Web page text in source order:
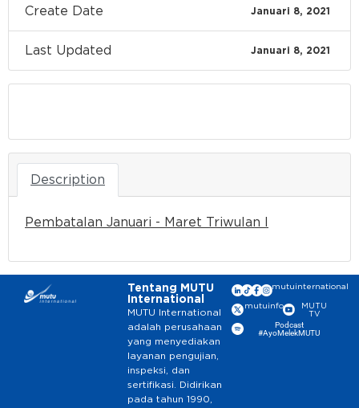
Create Date Januari 8, 2021
Last Updated Januari 8, 2021
Description
Pembatalan Januari - Maret Triwulan I
Tentang MUTU
International
MUTU International
adalah perusahaan
yang menyediakan
layanan pengujian,
inspeksi, dan
sertifikasi. Didirikan
pada tahun 1990,
mutuinternational
mutuinfo
MUTU
TV
Podcast
#AyoMelekMUTU